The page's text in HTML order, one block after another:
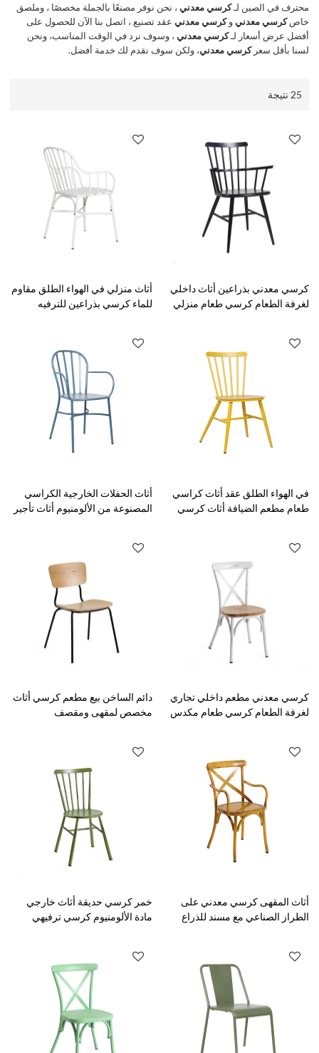
محترف في الصين لـكرسي معدني ، نحن نوفر مصنعًا بالجملة مخصصًا ، وملصق
خاصكرسي معدنيوكرسي معدني عقد تصنيع ، اتصل بنا الآن للحصول على
أفضل عرض أسعار لـكرسي معدني ، وسوف نرد في الوقت المناسب، ونحن
لسنا بأقل سعركرسي معدني، ولكن سوف نقدم لك خدمة أفضل.
25 نتيجة
كرسي معدني بذراعين أثاث داخلي
لغرفة الطعام كرسي طعام منزلي
أثاث منزلي في الهواء الطلق مقاوم
للماء كرسي بذراعين للترفيه
في الهواء الطلق عقد أثاث كراسي
طعام مطعم الضيافة أثاث كرسي
أثاث الحفلات الخارجية الكراسي
المصنوعة من الألومنيوم أثاث تأجير
كرسي معدني مطعم داخلي تجاري
لغرفة الطعام كرسي طعام مكدس
دائم الساخن بيع مطعم كرسي أثاث
مخصص لمقهى ومقصف
أثاث المقهى كرسي معدني على
الطراز الصناعي مع مسند للذراع
خمر كرسي حديقة أثاث خارجي
مادة الألومنيوم كرسي ترفيهي